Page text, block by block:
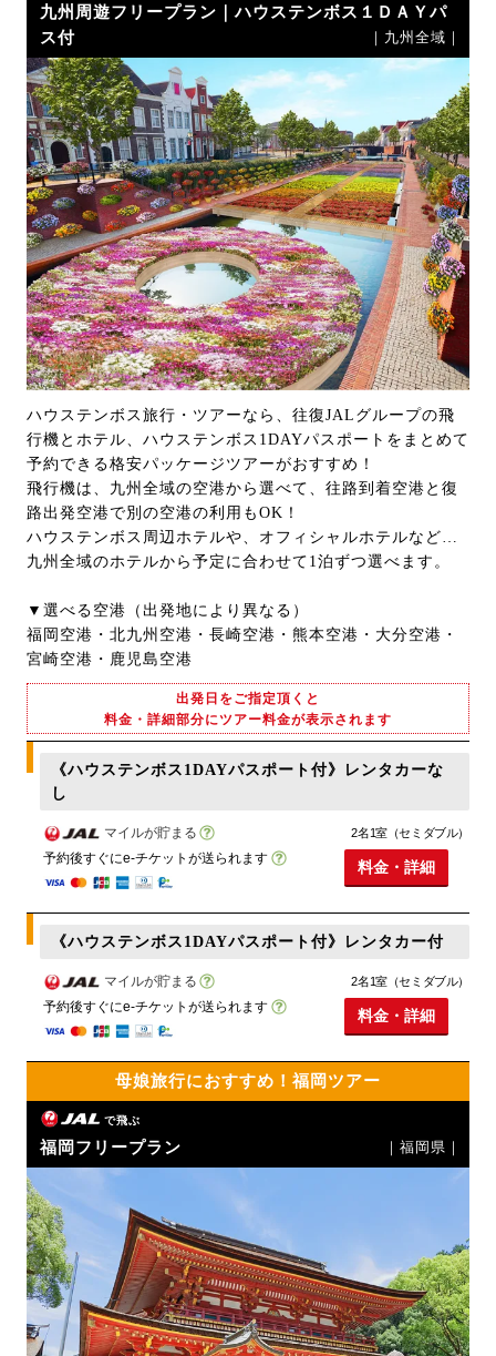
九州周遊フリープラン｜ハウステンボス１ＤＡＹパ
ス付
｜九州全域｜
ハウステンボス旅行・ツアーなら、往復JALグループの飛
行機とホテル、ハウステンボス1DAYパスポートをまとめて
予約できる格安パッケージツアーがおすすめ！
飛行機は、九州全域の空港から選べて、往路到着空港と復
路出発空港で別の空港の利用もOK！
ハウステンボス周辺ホテルや、オフィシャルホテルなど…
九州全域のホテルから予定に合わせて1泊ずつ選べます。
▼選べる空港（出発地により異なる）
福岡空港・北九州空港・長崎空港・熊本空港・大分空港・
宮崎空港・鹿児島空港
出発日をご指定頂くと
料金・詳細部分にツアー料金が表示されます
《ハウステンボス1DAYパスポート付》レンタカーな
し
マイルが貯まる
予約後すぐにe-チケットが送られます
2名1室（セミダブル）
料金・詳細
《ハウステンボス1DAYパスポート付》レンタカー付
マイルが貯まる
予約後すぐにe-チケットが送られます
2名1室（セミダブル）
料金・詳細
母娘旅行におすすめ！福岡ツアー
で飛ぶ
福岡フリープラン ｜福岡県｜